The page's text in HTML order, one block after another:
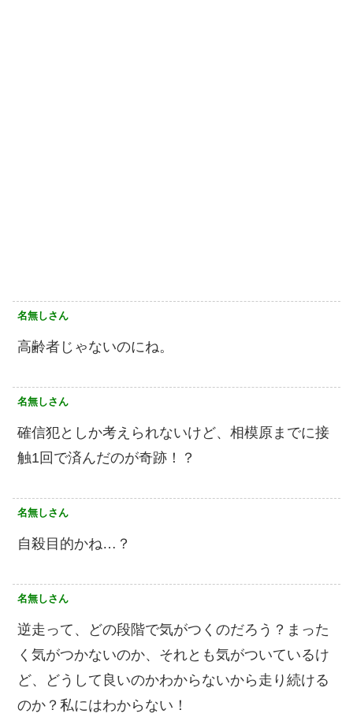
名無しさん
高齢者じゃないのにね。
名無しさん
確信犯としか考えられないけど、相模原までに接
触1回で済んだのが奇跡！？
名無しさん
自殺目的かね…？
名無しさん
逆走って、どの段階で気がつくのだろう？まった
く気がつかないのか、それとも気がついているけ
ど、どうして良いのかわからないから走り続ける
のか？私にはわからない！